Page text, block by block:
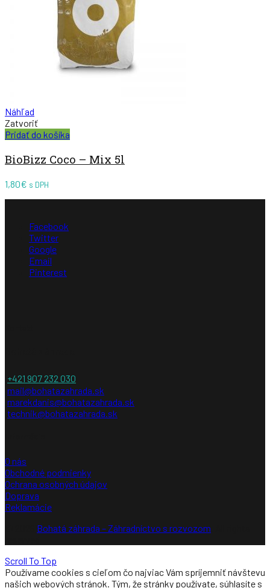
Náhľad
Zatvoriť
Pridať do košíka
BioBizz Coco – Mix 5l
1,80€ s DPH
Facebook
Twitter
Google
Email
Pinterest
+421 907 232 030
mail@bohatazahrada.sk
marekdanis@bohatazahrada.sk
technik@bohatazahrada.sk
O nás
Obchodné podmienky
Ochrana osobných údajov
Doprava
Reklamácie
Bohatá záhrada – Záhradníctvo s rozvozom
Scroll To Top
Používame cookies s cieľom čo najviac Vám spríjemniť návštevu
našich webových stránok. Tým, že stránky používate, súhlasíte s